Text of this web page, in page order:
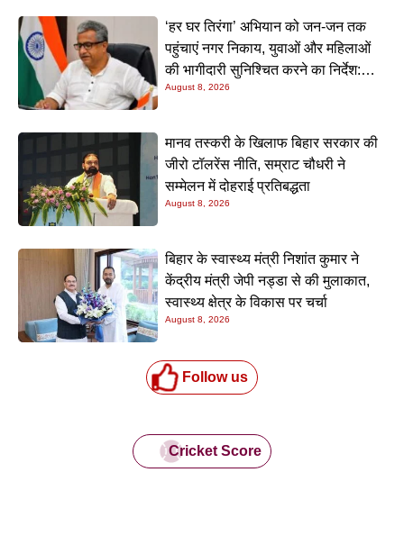
‘हर घर तिरंगा’ अभियान को जन-जन तक
पहुंचाएं नगर निकाय, युवाओं और महिलाओं
की भागीदारी सुनिश्चित करने का निर्देश:
नीतीश मिश्रा
August 8, 2026
मानव तस्करी के खिलाफ बिहार सरकार की
जीरो टॉलरेंस नीति, सम्राट चौधरी ने
सम्मेलन में दोहराई प्रतिबद्धता
August 8, 2026
बिहार के स्वास्थ्य मंत्री निशांत कुमार ने
केंद्रीय मंत्री जेपी नड्डा से की मुलाकात,
स्वास्थ्य क्षेत्र के विकास पर चर्चा
August 8, 2026
Follow us
Cricket Score